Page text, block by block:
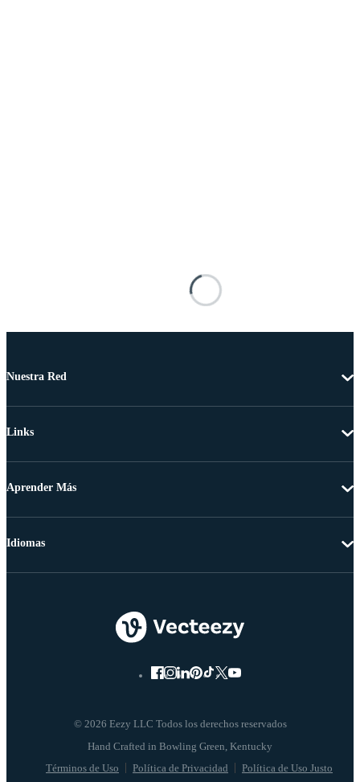
Nuestra Red
Links
Aprender Más
© 2026 Eezy LLC Todos los derechos reservados
Términos de Uso Política de Privacidad Política de Uso Justo
Idiomas